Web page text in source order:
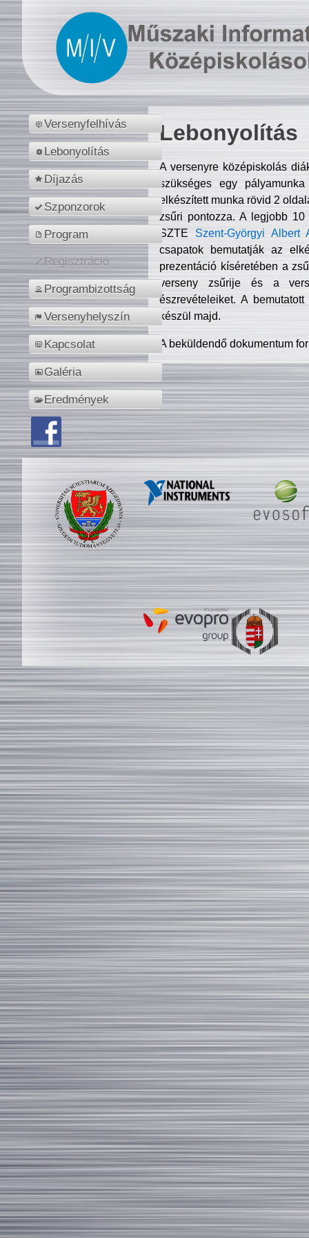
Versenyfelhívás
Lebonyolítás
Díjazás
Szponzorok
Program
Regisztráció
Programbizottság
Versenyhelyszín
Kapcsolat
Galéria
Eredmények
Lebonyolítás
A versenyre középiskolás
szükséges egy
elkészített munka rövid 2
zsűri pontozza. A legjobb
SZTE Szent-Györgyi Albert
csapatok bemutatják az
prezentáció kíséretében a
verseny zsűrije és a
észrevételeiket. A
készül majd.
A beküldendő dokumentum